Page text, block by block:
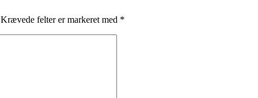
Krævede felter er markeret med *